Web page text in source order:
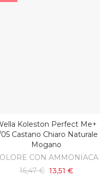
AGGIUNGI AL CARRELLO
Koleston Perfect Me+
Castano Chiaro Naturale
Mogano
CON AMMONIACA
16,47 € 13,51 €